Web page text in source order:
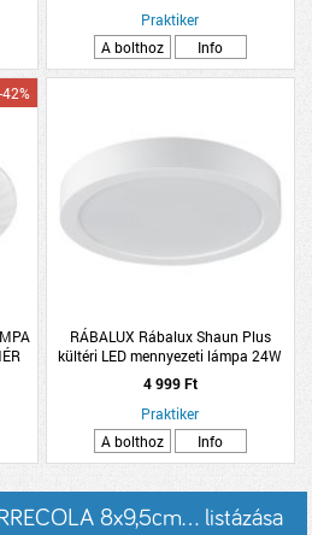
Praktiker
A bolthoz
Info
-42%
RÁBALUX Rábalux Shaun Plus
kültéri LED mennyezeti lámpa 24W
2600lm 4000K IP44 D22cm H3,4cm
fehér
4 999 Ft
Praktiker
A bolthoz
Info
8x9,5cm... listázása